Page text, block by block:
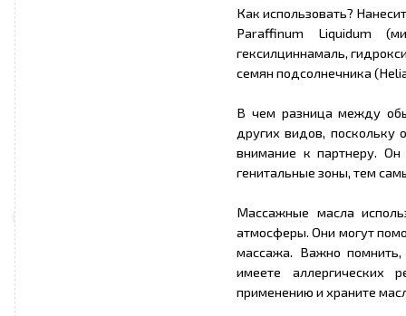
Как использовать?
Paraffinum Liquidum
гексилциннамаль,
семян подсолнечника
В чем разница между
других видов, поскольку
внимание к партнеру.
генитальные зоны, тем
Массажные масла
атмосферы. Они могут
массажа. Важно
имеете аллергических
применению и храните